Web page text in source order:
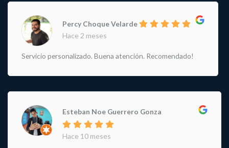
Percy Choque Velarde
Hace 2 meses
Servicio personalizado. Buena atención. Recomendado!
Esteban Noe Guerrero Gonza
Hace 10 meses